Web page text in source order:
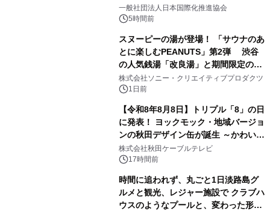
一般社団法人日本国際化推進協会
5時間前
スヌーピーの湯が登場！ 「サウナのあ
とに楽しむPEANUTS」第2弾 渋谷
の人気銭湯「改良湯」と期間限定のコ
ラボレーション サウナイキタイコラ
ボグッズも発売決定！
株式会社ソニー・クリエイティブプロダクツ
1日前
【令和8年8月8日】トリプル「8」の日
に発表！ ヨックモック・地域バージョ
ンの秋田デザイン缶が誕生 ～かわいい
秋田犬の子犬と秋田の四季と名所を巡
るパッケージ～ 9月1日(火)秋田県内で
株式会社秋田ケーブルテレビ
17時間前
時間に追われず、丸ごと1日淡路島グ
ルメと観光、レジャー施設で クラブハ
ウスのようなプールと、変わった形の